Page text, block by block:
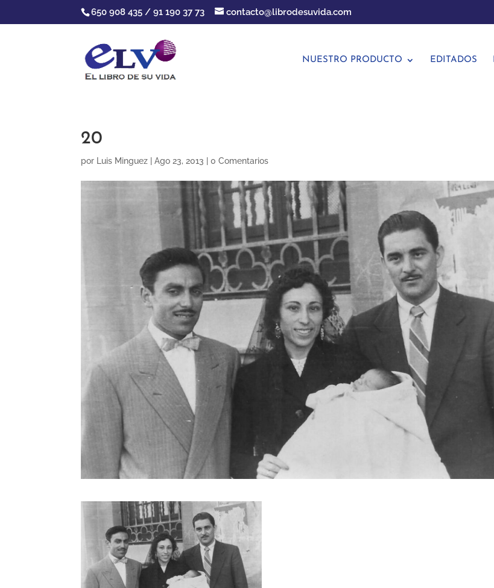
650 908 435 / 91 190 37 73 contacto@librodesuvida.com
NUESTRO PRODUCTO EDITADOS
20
por Luis Minguez |Ago 23, 2013 |0 Comentarios